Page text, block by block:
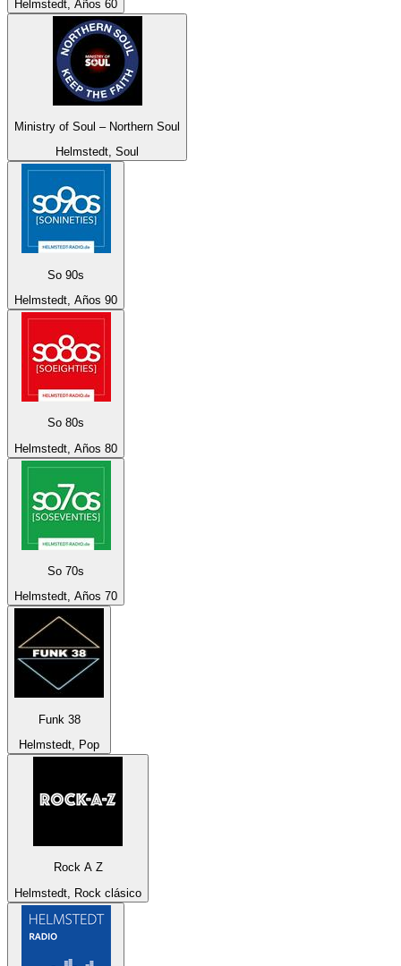
Helmstedt, Años 60
Ministry of Soul – Northern Soul
Helmstedt, Soul
So 90s
Helmstedt, Años 90
So 80s
Helmstedt, Años 80
So 70s
Helmstedt, Años 70
Funk 38
Helmstedt, Pop
Rock A Z
Helmstedt, Rock clásico